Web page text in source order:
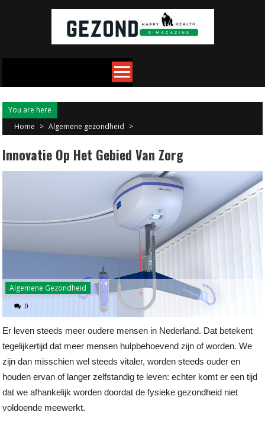
You are here
Home > Algemene gezondheid >
Innovatie Op Het Gebied Van Zorg
Algemene Gezondheid
0
Er leven steeds meer oudere mensen in Nederland. Dat betekent
tegelijkertijd dat meer mensen hulpbehoevend zijn of worden. We
zijn dan misschien wel steeds vitaler, worden steeds ouder en
houden ervan of langer zelfstandig te leven: echter komt er een tijd
dat we afhankelijk worden doordat de fysieke gezondheid niet
voldoende meewerkt.